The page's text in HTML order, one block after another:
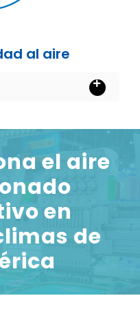
al aire
el aire
en
de